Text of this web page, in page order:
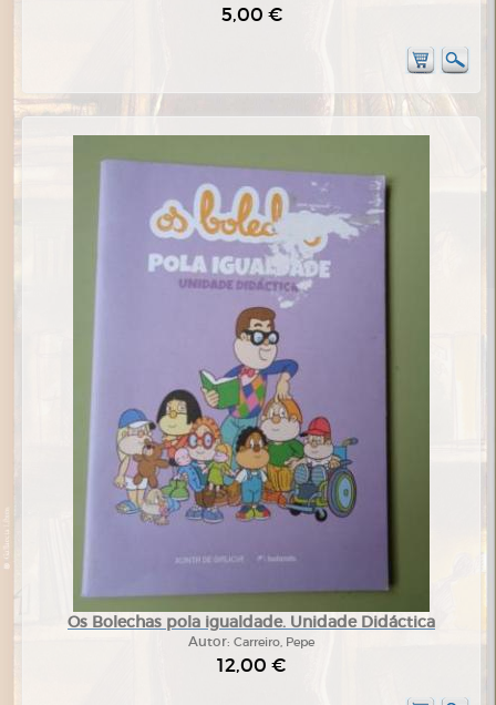
5,00 €
Os Bolechas pola igualdade. Unidade Didáctica
Autor: Carreiro, Pepe
12,00 €